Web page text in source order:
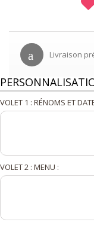
Livraison
VOLET 1 : RÉNOMS ET
VOLET 2 : MENU :